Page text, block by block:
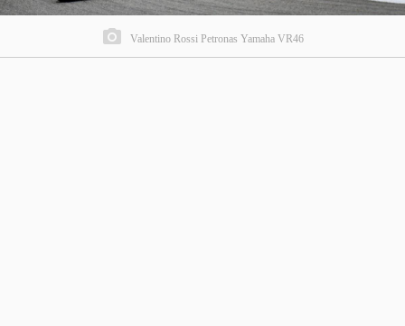
Valentino Rossi Petronas Yamaha VR46